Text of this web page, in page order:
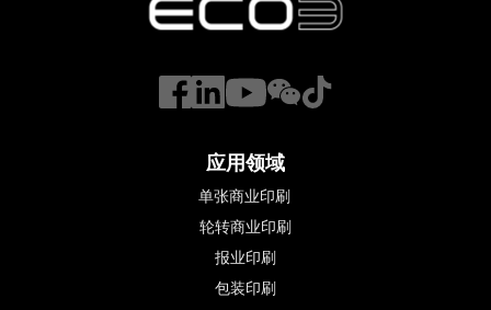
应用领域
单张商业印刷
轮转商业印刷
报业印刷
包装印刷